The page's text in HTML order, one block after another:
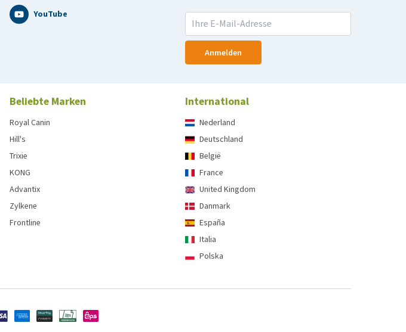
Anmelden
YouTube
Beliebte Marken
Royal Canin
Hill's
Trixie
KONG
Advantix
Zylkene
Frontline
International
Nederland
Deutschland
België
France
United Kingdom
Danmark
España
Italia
Polska